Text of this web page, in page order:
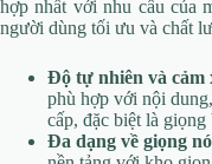
hợp nhất với nhu cầu của
người dùng tối ưu và chất
Độ tự nhiên và cảm
phù hợp với nội
cấp, đặc biệt là
Đa dạng về giọng